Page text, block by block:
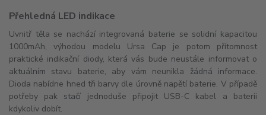
Přehledná LED indikace
Uvnitř těla se nachází integrovaná baterie se solidní kapacitou
1000mAh, výhodou modelu Ursa Cap je potom přítomnost
praktické indikační diody, která vás bude neustále informovat o
aktuálním stavu baterie, aby vám neunikla žádná informace.
Dioda nabídne hned tři barvy dle úrovně napětí baterie. V případě
potřeby pak stačí jednoduše připojit USB-C kabel a baterii
kdykoliv dobít.